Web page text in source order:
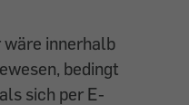
wäre innerhalb
bedingt
sich per E-